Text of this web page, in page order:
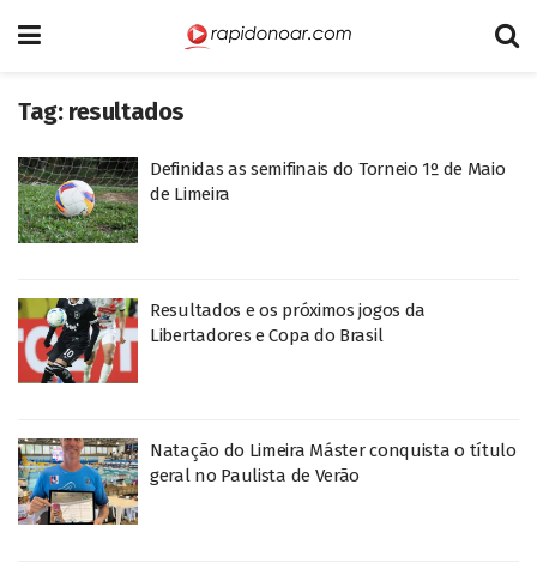
Tag: resultados
Definidas as semifinais do Torneio 1º de Maio
de Limeira
Resultados e os próximos jogos da
Libertadores e Copa do Brasil
Natação do Limeira Máster conquista o título
geral no Paulista de Verão